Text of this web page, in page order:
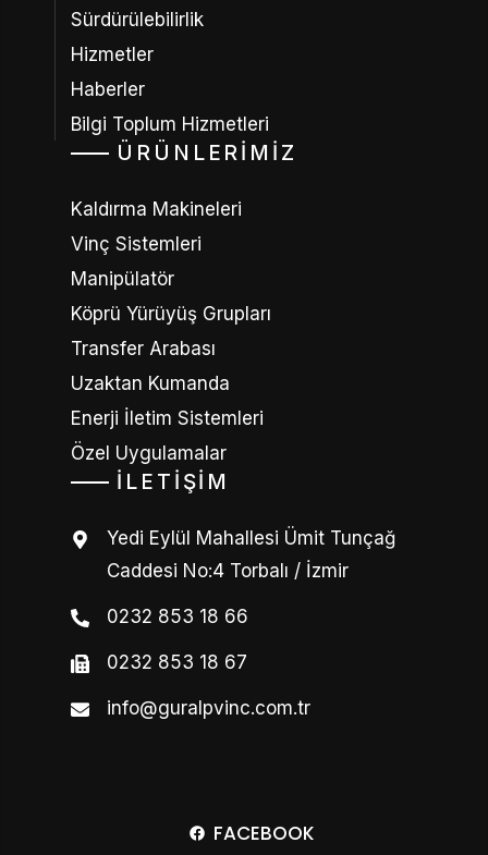
Sürdürülebilirlik
Hizmetler
Haberler
Bilgi Toplum Hizmetleri
ÜRÜNLERIMIZ
Kaldırma Makineleri
Vinç Sistemleri
Manipülatör
Köprü Yürüyüş Grupları
Transfer Arabası
Uzaktan Kumanda
Enerji İletim Sistemleri
Özel Uygulamalar
İLETIŞIM
Yedi Eylül Mahallesi Ümit Tunçağ
Caddesi No:4 Torbalı / İzmir
0232 853 18 66
0232 853 18 67
info@guralpvinc.com.tr
FACEBOOK